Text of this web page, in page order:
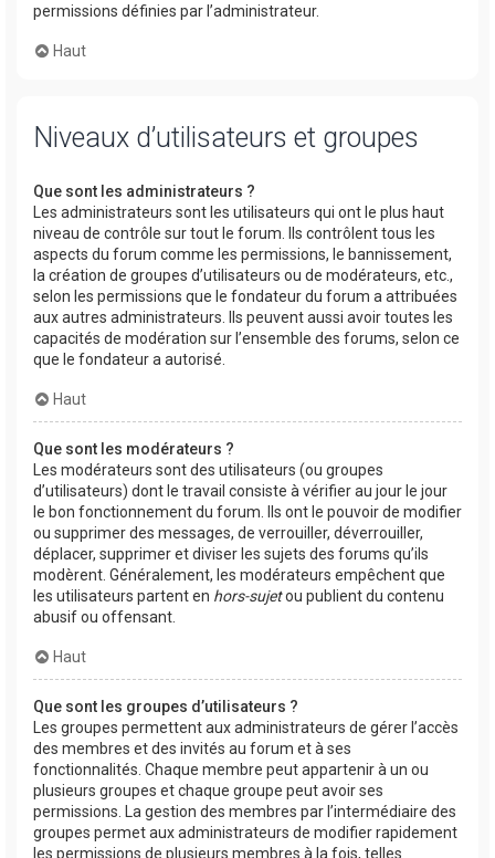
permissions définies par l’administrateur.
Haut
Niveaux d’utilisateurs et groupes
Que sont les administrateurs ?
Les administrateurs sont les utilisateurs qui ont le plus haut
niveau de contrôle sur tout le forum. Ils contrôlent tous les
aspects du forum comme les permissions, le bannissement,
la création de groupes d’utilisateurs ou de modérateurs, etc.,
selon les permissions que le fondateur du forum a attribuées
aux autres administrateurs. Ils peuvent aussi avoir toutes les
capacités de modération sur l’ensemble des forums, selon ce
que le fondateur a autorisé.
Haut
Que sont les modérateurs ?
Les modérateurs sont des utilisateurs (ou groupes
d’utilisateurs) dont le travail consiste à vérifier au jour le jour
le bon fonctionnement du forum. Ils ont le pouvoir de modifier
ou supprimer des messages, de verrouiller, déverrouiller,
déplacer, supprimer et diviser les sujets des forums qu’ils
modèrent. Généralement, les modérateurs empêchent que
les utilisateurs partent en hors-sujetou publient du contenu
abusif ou offensant.
Haut
Que sont les groupes d’utilisateurs ?
Les groupes permettent aux administrateurs de gérer l’accès
des membres et des invités au forum et à ses
fonctionnalités. Chaque membre peut appartenir à un ou
plusieurs groupes et chaque groupe peut avoir ses
permissions. La gestion des membres par l’intermédiaire des
groupes permet aux administrateurs de modifier rapidement
les permissions de plusieurs membres à la fois, telles